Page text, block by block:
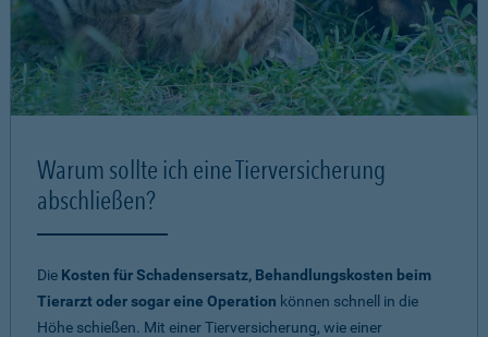
Warum sollte ich eine Tierversicherung
abschließen?
Die Kosten für Schadensersatz, Behandlungskosten beim
Tierarzt oder sogar eine Operation können schnell in die
Höhe schießen. Mit einer Tierversicherung, wie einer